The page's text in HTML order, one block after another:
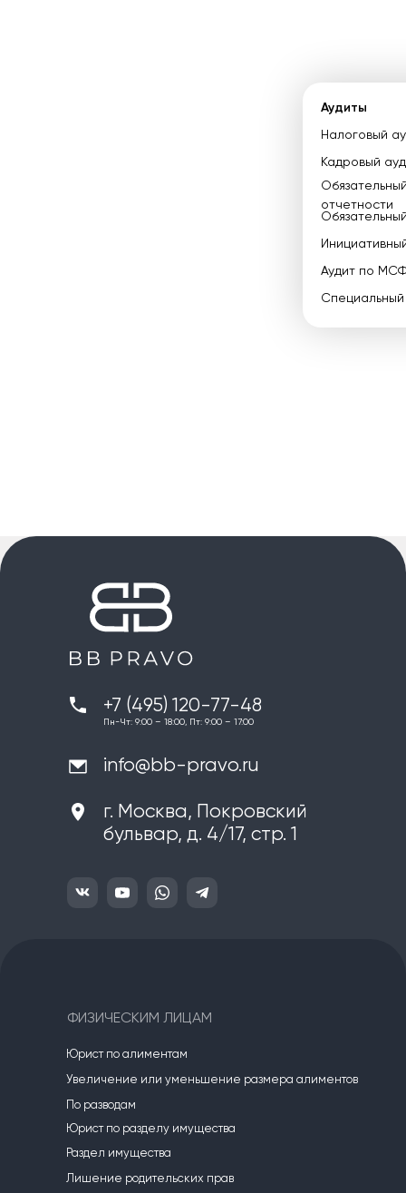
Налоговый
Кадровый
отчетности
Аудит по
Специальный
Аудиты
+7 (495) 120-77-48
Пн-Чт: 9:00 – 18:00, Пт: 9:00 – 17:00
info@bb-pravo.ru
г. Москва, Покровский
бульвар, д. 4/17, стр. 1
ФИЗИЧЕСКИМ ЛИЦАМ
Юрист по алиментам
Увеличение или уменьшение размера алиментов
По разводам
Юрист по разделу имущества
Лишение родительских прав
Раздел имущества